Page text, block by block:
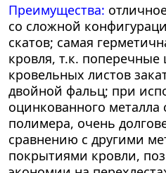
Преимущества:
со сложной
скатов; самая
кровля, т.к.
кровельных листов
двойной фальц; при
оцинкованного
полимера, очень
сравнению с другими
покрытиями кровли,